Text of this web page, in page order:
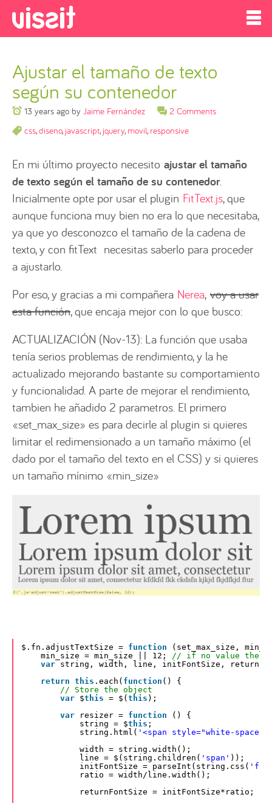
Ajustar el tamaño de texto
según su contenedor
13 years ago by Jaime Fernández
2 Comments
css,diseno, javascript, jquery, movil, responsive
En mi último proyecto necesito ajustar el tamaño
de texto según el tamaño de su contenedor.
Inicialmente opte por usar el plugin FitText.js, que
aunque funciona muy bien no era lo que necesitaba,
ya que yo desconozco el tamaño de la cadena de
texto, y con fitText necesitas saberlo para proceder
a ajustarlo.
Por eso, y gracias a mi compañera Nerea, voy a usar
esta función, que encaja mejor con lo que busco:
ACTUALIZACIÓN (Nov-13): La función que usaba
tenía serios problemas de rendimiento, y la he
actualizado mejorando bastante su comportamiento
y funcionalidad. A parte de mejorar el rendimiento,
tambien he añadido 2 parametros. El primero
«set_max_size» es para decirle al plugin si quieres
limitar el redimensionado a un tamaño máximo (el
dado por el tamaño del texto en el CSS) y si quieres
un tamaño mínimo «min_size»
$.fn.adjustTextSize = function
(set_max_size,
min_size = min_size || 12;
// if no value then
var string, width, line, initFontSize,
return this .each( function () {
// Store the object
var $this = $(this );
var
resizer = function
() {
string = $this ;
string.html( '<span style="white-space:
width = string.width();
line = $(string.children( 'span' ));
initFontSize = parseInt(string.css(
ratio = width/line.width();
returnFontSize = initFontSize*ratio;